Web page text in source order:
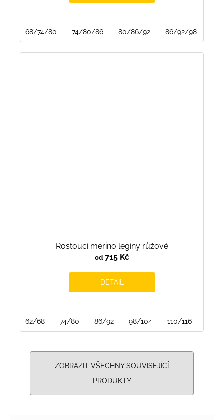
68/74/80 74/80/86 80/86/92 86/92/98
Rostoucí merino legíny růžové
od715 Kč
DETAIL
62/68 74/80 86/92 98/104 110/116
ZOBRAZIT VŠECHNY SOUVISEJÍCÍ
PRODUKTY